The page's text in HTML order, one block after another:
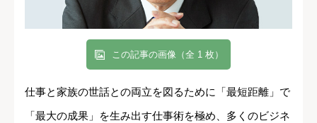
この記事の画像（全 1 枚）
仕事と家族の世話との両立を図るために「最短距離」で
「最大の成果」を生み出す仕事術を極め、多くのビジネ